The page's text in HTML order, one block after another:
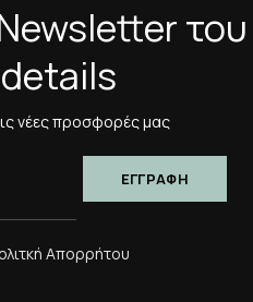
του
νέες προσφορές μας
Απορρήτου
Όνομα*
Αποθήκευσε το όνομά
πλοηγό για την επόμενη